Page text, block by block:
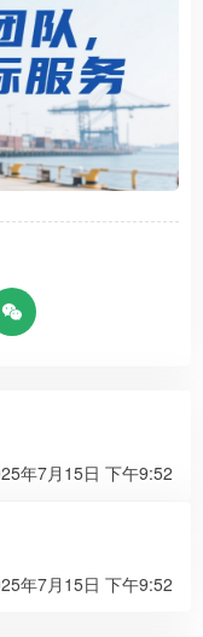
年7月15日 下午9:52
年7月15日 下午9:52